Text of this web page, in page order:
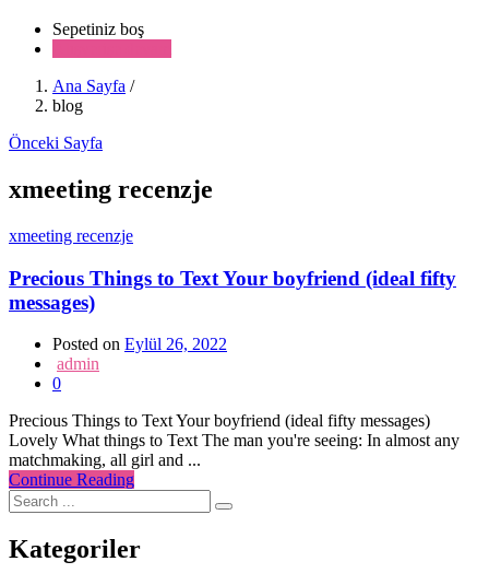
Sepetiniz boş
Ana Sayfa /
blog
Önceki Sayfa
xmeeting recenzje
xmeeting recenzje
Precious Things to Text Your boyfriend (ideal fifty
messages)
Posted on Eylül 26, 2022
admin
0
Precious Things to Text Your boyfriend (ideal fifty messages)
Lovely What things to Text The man you're seeing: In almost any
matchmaking, all girl and ...
Continue Reading
Kategoriler